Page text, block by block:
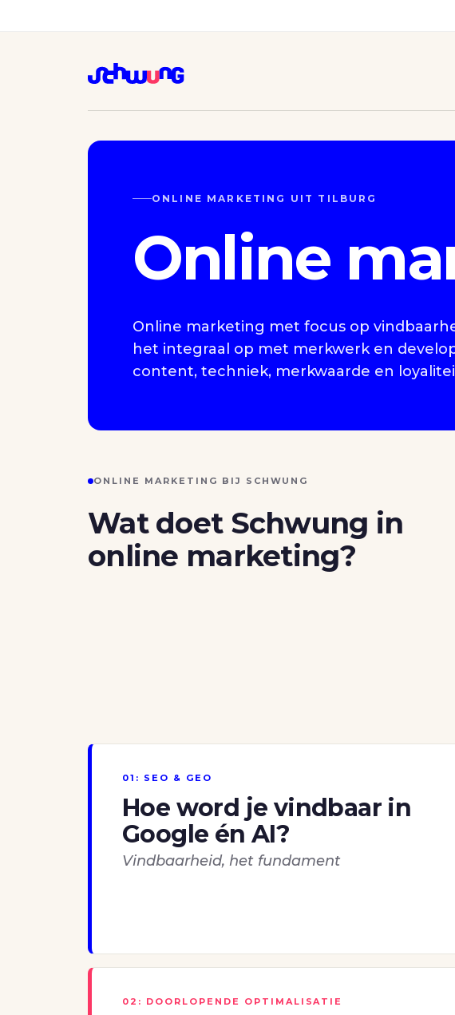
ONLINE MARKETING UIT TILBURG
Online
Online marketing met focus op
het integraal op met merkwerk en
content, techniek, merkwaarde en
ONLINE MARKETING BIJ SCHWUNG
Wat doet Schwung in
online marketing?
01: SEO & GEO
Hoe word je vindbaar in
Google én AI?
Vindbaarheid, het fundament
02: DOORLOPENDE OPTIMALISATIE